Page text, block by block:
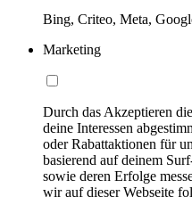
Bing, Criteo, Meta,
Marketing
Durch das Akzeptieren
deine Interessen
oder Rabattaktionen für
basierend auf deinem
sowie deren Erfolge
wir auf dieser Webseite